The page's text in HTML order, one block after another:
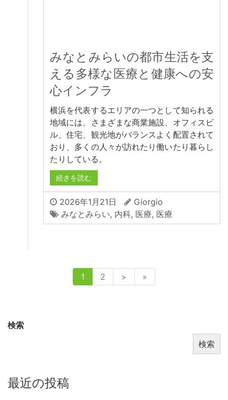
みなとみらいの都市生活を支
える多様な医療と健康への安
心インフラ
横浜を代表するエリアの一つとして知られる
地域には、さまざまな商業施設、オフィスビ
ル、住宅、観光地がバランスよく配置されて
おり、多くの人々が訪れたり働いたり暮らし
たりしている。
続きを読む
2026年1月21日
Giorgio
みなとみらい, 内科, 医療, 医療
1 2 > »
検索
検索
最近の投稿